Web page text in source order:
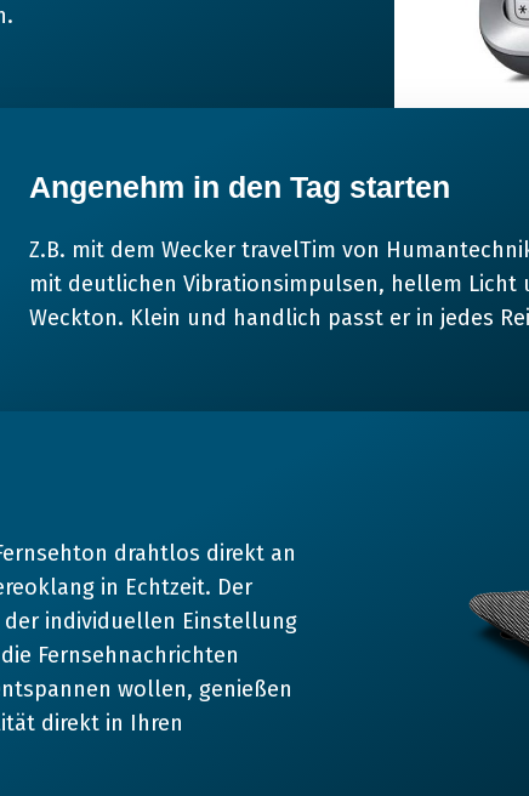
Angenehm in den Tag starten
Z.B. mit dem Wecker travelTim von
mit deutlichen Vibrationsimpulsen, hellem Licht
Weckton. Klein und handlich passt er in jedes
drahtlos direkt an
in Echtzeit. Der
der individuellen Einstellung
Fernsehnachrichten
wollen, genießen
direkt in Ihren